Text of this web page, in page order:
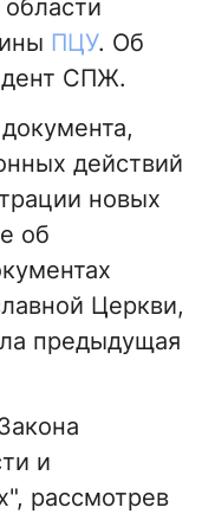
ПЦУ. Об
СПЖ.
действий
новых
об
Церкви,
предыдущая
и
рассмотрев